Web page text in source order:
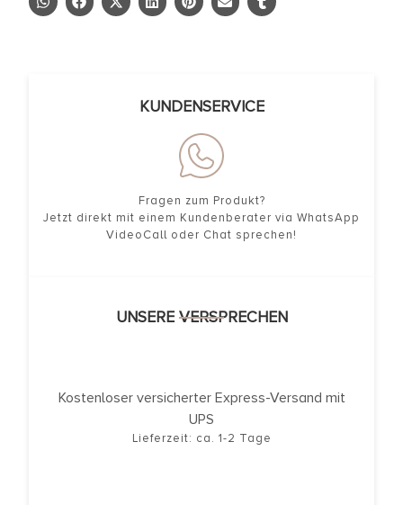
KUNDENSERVICE
Fragen zum Produkt?
Jetzt direkt mit einem Kundenberater via WhatsApp
VideoCall oder Chat sprechen!
UNSERE VERSPRECHEN
Kostenloser versicherter Express-Versand mit
UPS
Lieferzeit: ca. 1-2 Tage